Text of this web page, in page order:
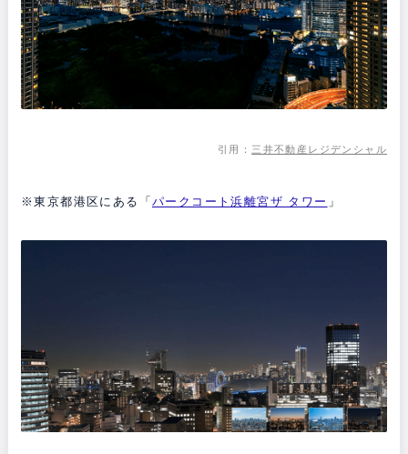
引用： 三井不動産レジデンシャル
※東京都港区にある「 パークコート浜離宮ザ タワー 」